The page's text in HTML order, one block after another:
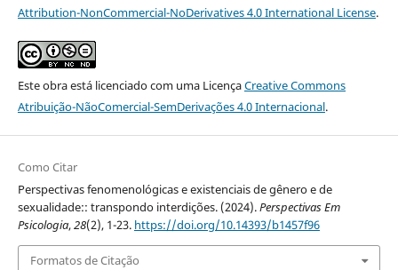
Attribution-NonCommercial-NoDerivatives 4.0 International License.
Este obra está licenciado com uma LicençaCreative Commons
Atribuição-NãoComercial-SemDerivações 4.0 Internacional.
Como Citar
Perspectivas fenomenológicas e existenciais de gênero e de
sexualidade:: transpondo interdições. (2024).Perspectivas Em
Psicologia,28(2), 1-23. https://doi.org/10.14393/b1457f96
Formatos de Citação